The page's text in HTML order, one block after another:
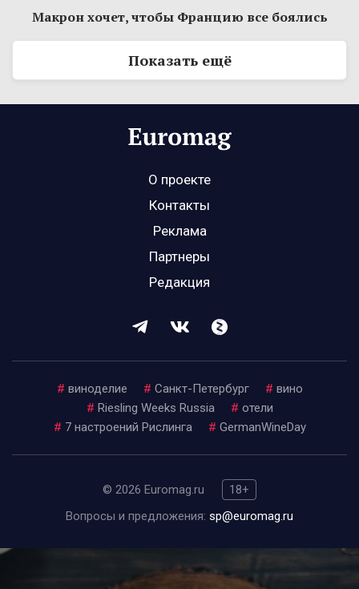
Макрон хочет, чтобы Францию все боялись
Показать ещё
О проекте
Контакты
Реклама
Партнеры
Редакция
# виноделие # Санкт-Петербург # вино
# Riesling Weeks Russia # отели
# 7 настроений Рислинга # GermanWineDay
© 2026 Euromag.ru
18+
Вопросы и предложения: sp@euromag.ru